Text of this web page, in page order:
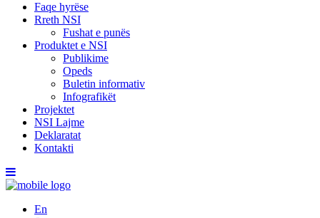
Faqe hyrëse
Rreth NSI
Fushat e punës
Produktet e NSI
Publikime
Opeds
Buletin informativ
Infografikët
Projektet
NSI Lajme
Deklaratat
Kontakti
En